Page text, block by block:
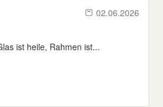
02.06.2026
ist heile, Rahmen ist...